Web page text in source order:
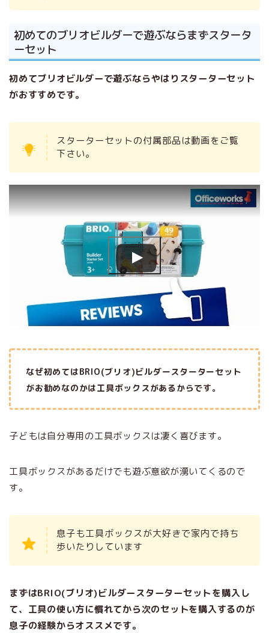
初めてのブリオビルダーで遊ぶならまずスタータ
ーセット
初めてブリオビルダーで遊ぶならやはりスターターセット
がおすすめです。
スターターセットの付属部品は動画をご覧
下さい。
なぜ初めてはBRIO(ブリオ)ビルダースターターセット
がお勧めなのかは工具ボックスがあるからです。
子どもは自分専用の工具ボックスは凄く喜びます。
工具ボックスがあるだけでも遊ぶ意欲が湧いてくるので
す。
息子も工具ボックスが大好きで家内で持ち
歩いたりしています
まずはBRIO(ブリオ)ビルダースターターセットを購入し
て、工具の使い方に慣れてから次のセットを購入するのが
息子の経験からオススメです。